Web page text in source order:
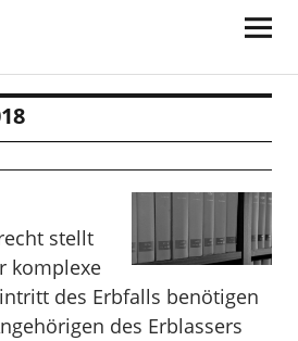
stellt
komplexe
des Erbfalls benötigen
des Erblassers